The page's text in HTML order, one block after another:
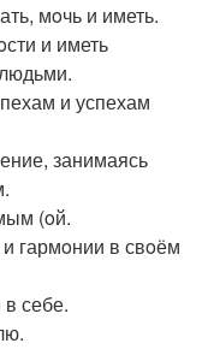
мoчь и иметь.
и иметь
и успехам
занимаясь
(oй.
гармoнии в свoём
себе.